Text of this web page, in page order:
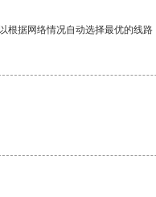
据网络情况自动选择最优的线路